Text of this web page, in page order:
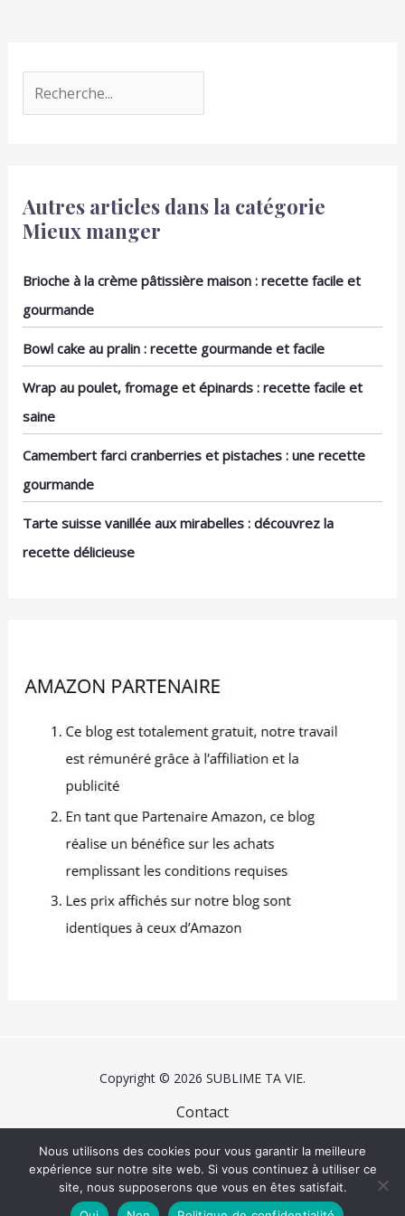
fériés ou les fêtes
ajoute une touche de
Autres articles dans la catégorie
Mieux manger
Brioche à la crème pâtissière maison : recette facile et
gourmande
Bowl cake au pralin : recette gourmande et facile
Wrap au poulet, fromage et épinards : recette facile et
saine
Camembert farci cranberries et pistaches : une recette
gourmande
Tarte suisse vanillée aux mirabelles : découvrez la
recette délicieuse
Copyright © 2026 SUBLIME TA VIE.
Contact
Plan du site
Politique de confidentialité
Nous utilisons des cookies pour vous garantir la meilleure
expérience sur notre site web. Si vous continuez à utiliser ce
site, nous supposerons que vous en êtes satisfait.